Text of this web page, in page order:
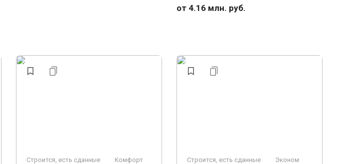
от 4.16 млн. руб.
Строится, есть сданные Комфорт Строится, есть сданные Эконом